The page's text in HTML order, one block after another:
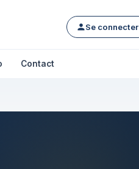
Se connecter
Contact